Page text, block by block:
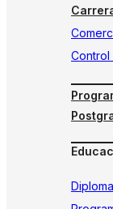
Control